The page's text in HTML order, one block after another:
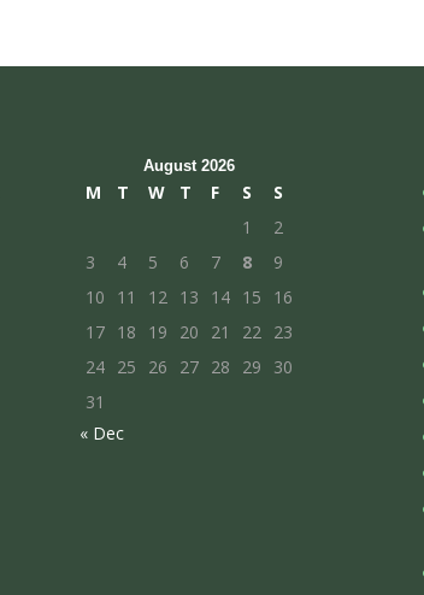
August 2026
M T W T F S
S
1
2
3
4 5 6 7 8
9
10
11 12 13 14 15
16
17 18 19 20 21 22
23
24 25 26 27 28 29
30
31
« Dec